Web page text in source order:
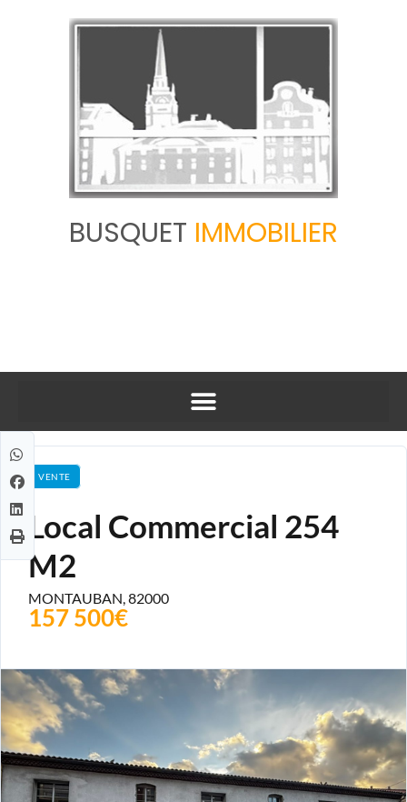
BUSQUET IMMOBILIER
VENTE
Local Commercial 254
M2
MONTAUBAN, 82000
157 500€